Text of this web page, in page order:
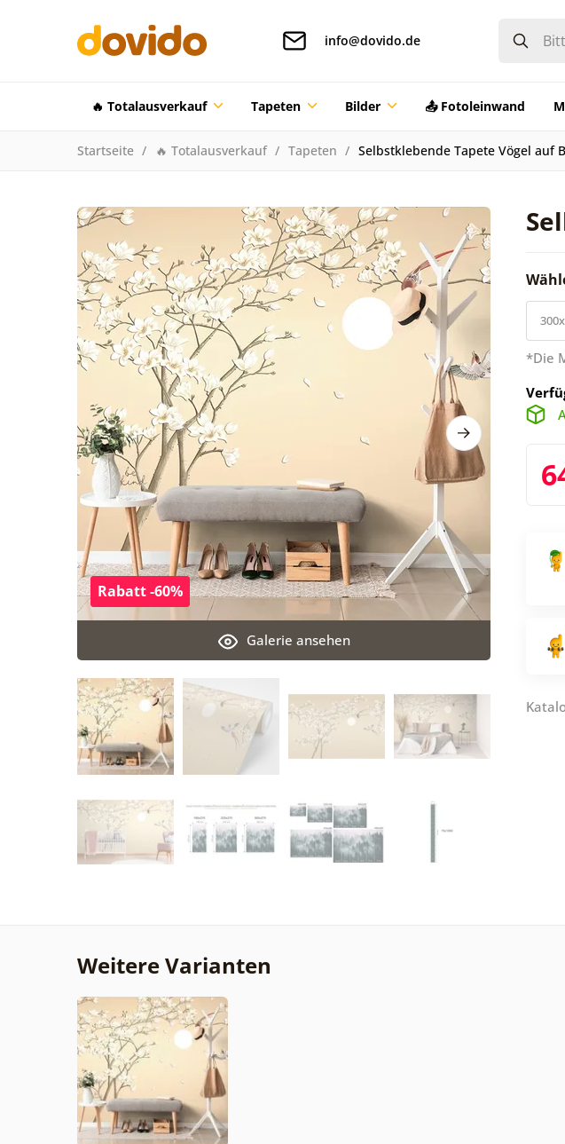
info@dovido.de
🔥 Totalausverkauf Tapeten Bilder 📤 Fotoleinwand
Startseite 🔥 Totalausverkauf Tapeten Selbstklebende Tapete Vögel auf
Galerie ansehen
Rabatt -60%
*Die
Weitere Varianten